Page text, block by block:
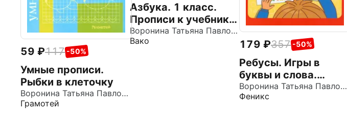
59 117 -50%
Умные прописи.
Рыбки в клеточку
Воронина Татьяна Павловна
Грамотей
Азбука. 1 класс.
Прописи к учебнику
В.Г. Горецкого и др.
В 4-х частях. ФГОС
Воронина Татьяна Павловна
Вако
179 357 -50%
Ребусы. Игры в
буквы и слова.
Гимнастика для умаВоронина Татьяна Павловна
Феникс